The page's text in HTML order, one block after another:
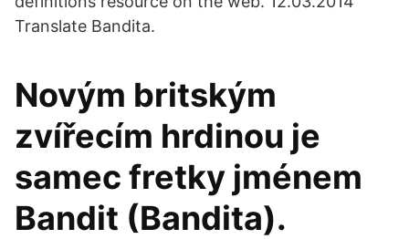
Translate Bandita.
Novým britským
zvířecím hrdinou je
samec fretky jménem
Bandit (Bandita).